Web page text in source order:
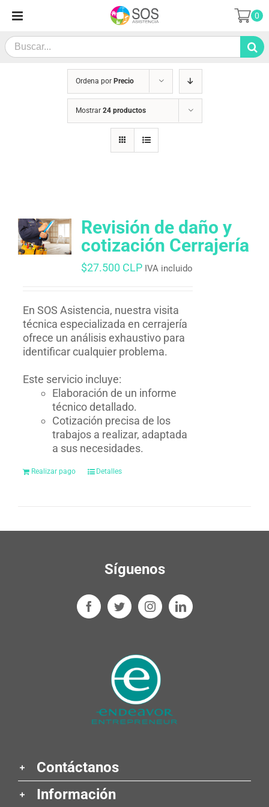
contenido
Search
for:
0
Ordena por Precio
Mostrar 24 productos
Revisión de daño y
cotización Cerrajería
$27.500 CLP IVA incluido
En SOS Asistencia, nuestra visita
técnica especializada en cerrajería
ofrece un análisis exhaustivo para
identificar cualquier problema.
Este servicio incluye:
Elaboración de un informe
técnico detallado.
Cotización precisa de los
trabajos a realizar, adaptada
a sus necesidades.
Realizar pago Detalles
Síguenos
Contáctanos
Información